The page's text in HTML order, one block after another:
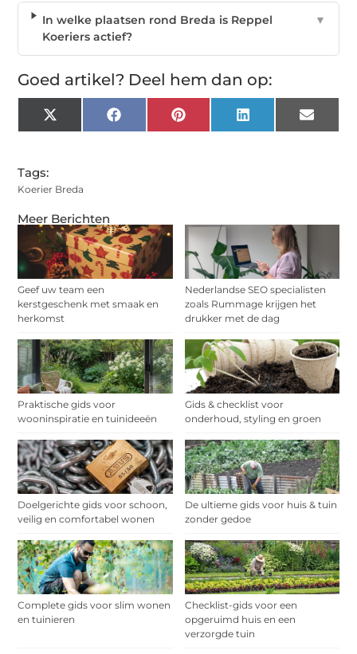
Meer Berichten
Geef uw team een
kerstgeschenk met smaak en
herkomst
Nederlandse SEO specialisten
zoals Rummage krijgen het
drukker met de dag
Praktische gids voor
wooninspiratie en tuinideeën
Gids & checklist voor
onderhoud, styling en groen
Doelgerichte gids voor schoon,
veilig en comfortabel wonen
De ultieme gids voor huis & tuin
zonder gedoe
Complete gids voor slim wonen
en tuinieren
Checklist-gids voor een
opgeruimd huis en een
verzorgde tuin
In welke plaatsen rond Breda is Reppel
Koeriers actief?
▼
Goed artikel? Deel hem dan op:
X
(Twitter)
Facebook Pinterest LinkedIn Email
Tags:
Koerier Breda